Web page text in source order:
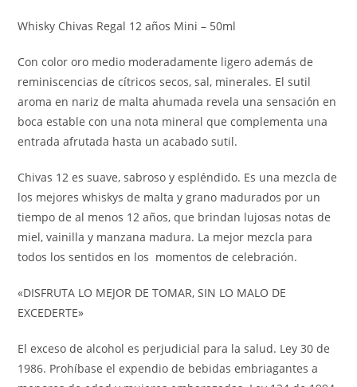
Whisky Chivas Regal 12 años Mini – 50ml
Con color oro medio moderadamente ligero además de
reminiscencias de cítricos secos, sal, minerales. El sutil
aroma en nariz de malta ahumada revela una sensación en
boca estable con una nota mineral que complementa una
entrada afrutada hasta un acabado sutil.
Chivas 12 es suave, sabroso y espléndido. Es una mezcla de
los mejores whiskys de malta y grano madurados por un
tiempo de al menos 12 años, que brindan lujosas notas de
miel, vainilla y manzana madura. La mejor mezcla para
todos los sentidos en los momentos de celebración.
«DISFRUTA LO MEJOR DE TOMAR, SIN LO MALO DE
EXCEDERTE»
El exceso de alcohol es perjudicial para la salud. Ley 30 de
1986. Prohíbase el expendio de bebidas embriagantes a